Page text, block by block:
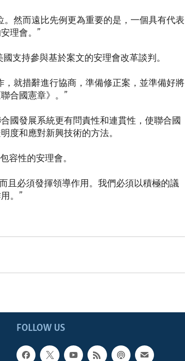
然而遠比先例更為重要的是，一個具有代表
理會。”
支持參與基於案文的安理會改革談判。
就措辭進行協商，準備修正案，並準備好將
合國憲章》。”
國發展系統更有問責性和連貫性，使聯合國
度和應對新興技術的方法。
容性的安理會。
且必須發揮領導作用。我們必須以積極的議
。”
FOLLOW US